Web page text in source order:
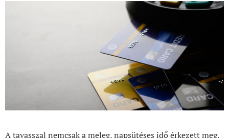
A tavasszal nemcsak a meleg, napsütéses idő érkezett meg,